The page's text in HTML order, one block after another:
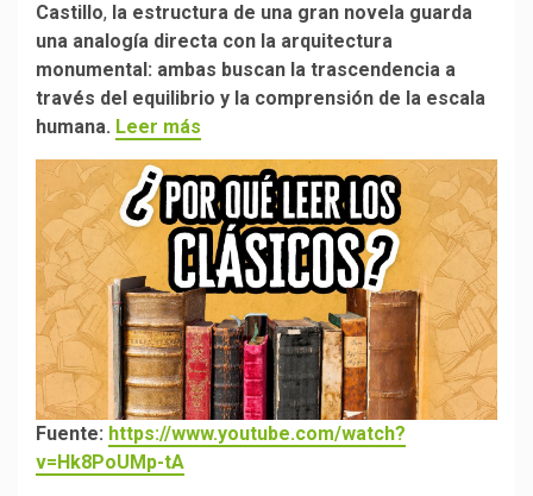
Castillo, la estructura de una gran novela guarda
una analogía directa con la arquitectura
monumental: ambas buscan la trascendencia a
través del equilibrio y la comprensión de la escala
humana. Leer más
Fuente: https://www.youtube.com/watch?
v=Hk8PoUMp-tA